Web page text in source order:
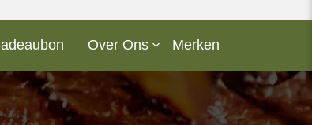
Over Ons Merken